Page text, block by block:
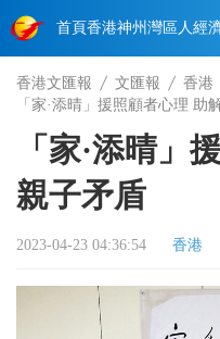
首頁香港神州 灣區人經
香港文匯報 文匯報
香港
「家·添晴」援照顧者心理 助
「家·添晴」
親子矛盾
2023-04-23 04:36:54 香港